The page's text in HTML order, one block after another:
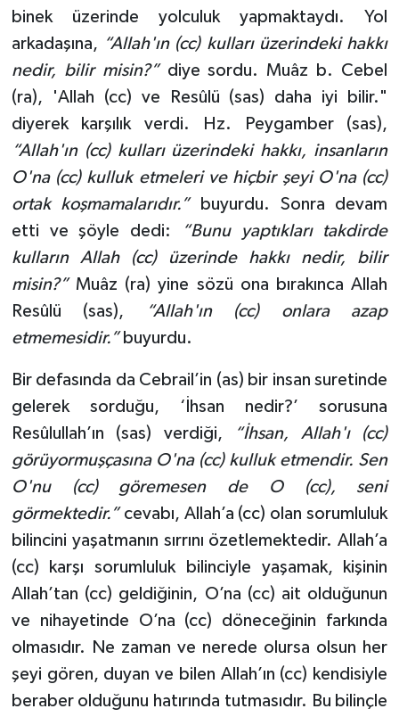
binek üzerinde yolculuk yapmaktaydı. Yol
arkadaşına, “Allah'ın (cc) kulları üzerindeki hakkı
nedir, bilir misin?”diye sordu. Muâz b. Cebel
(ra), 'Allah (cc) ve Resûlü (sas) daha iyi bilir."
diyerek karşılık verdi. Hz. Peygamber (sas),
“Allah'ın (cc) kulları üzerindeki hakkı, insanların
O'na (cc) kulluk etmeleri ve hiçbir şeyi O'na (cc)
ortak koşmamalarıdır.”buyurdu. Sonra devam
etti ve şöyle dedi:
“Bunu yaptıkları takdirde
kulların Allah (cc) üzerinde hakkı nedir, bilir
misin?”Muâz (ra) yine sözü ona bırakınca Allah
Resûlü (sas),
“Allah'ın (cc) onlara azap
etmemesidir.” buyurdu.
Bir defasında da Cebrail’in (as) bir insan suretinde
gelerek sorduğu, ‘İhsan nedir?’ sorusuna
Resûlullah’ın (sas) verdiği,
“İhsan, Allah'ı (cc)
görüyormuşçasına O'na (cc) kulluk etmendir. Sen
O'nu (cc) göremesen de O (cc), seni
görmektedir.”cevabı, Allah’a (cc) olan sorumluluk
bilincini yaşatmanın sırrını özetlemektedir. Allah’a
(cc) karşı sorumluluk bilinciyle yaşamak, kişinin
Allah’tan (cc) geldiğinin, O’na (cc) ait olduğunun
ve nihayetinde O’na (cc) döneceğinin farkında
olmasıdır. Ne zaman ve nerede olursa olsun her
şeyi gören, duyan ve bilen Allah’ın (cc) kendisiyle
beraber olduğunu hatırında tutmasıdır. Bu bilinçle